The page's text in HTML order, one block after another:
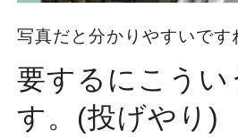
写真だと分かりやすいです
要するにこうい
す。(投げやり)